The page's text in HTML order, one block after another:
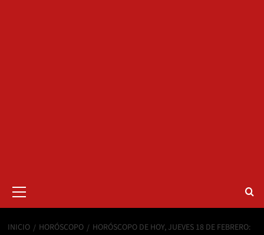
primario
INICIO HORÓSCOPO
HORÓSCOPO DE HOY, JUEVES 18 DE FEBRERO: